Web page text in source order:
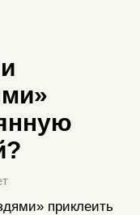
приклеить